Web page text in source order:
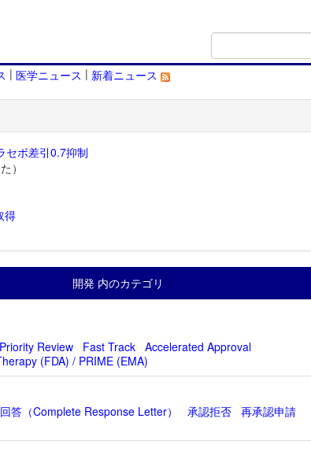
| 医学ニュース | 新着ニュース
セボ差引0.7抑制
）
得
開発 内のカテゴリ
Priority Review Fast Track
Accelerated Approval
(FDA) / PRIME (EMA)
答（Complete Response Letter） 承認拒否
再承認申請